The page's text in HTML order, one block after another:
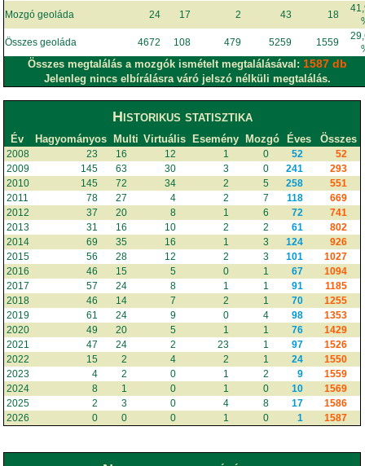
Mozgó geoláda
24 17 2 43 18
Összes geoláda
4672 108 479 5259 1559
Összes megtalálás a mozgók ismételt megtalálásával: 1587 db
Jelenleg nincs elbírálásra váró jelszó nélküli megtalálás.
Historikus statisztika
Év Hagyományos Multi Virtuális Esemény Mozgó Éves Összes
2008 23 16 12 1 0 52
52
2009
145 63 30 3 0 241
293
2010
145 72 34 2 5 258
551
2011
78 27 4 2 7 118
669
2012
37 20 8 1 6 72
741
2013
31 16 10 2 2 61
802
2014
69 35 16 1 3 124
926
2015
56 28 12 2 3 101
1027
2016
46 15 5 0 1 67
1094
2017
57 24 8 1 1 91
1185
2018
46 14 7 2 1 70
1255
2019
61 24 9 0 4 98
1353
2020
49 20 5 1 1 76
1429
2021
47 24 2 23 1 97
1526
2022
15 2 4 2 1 24
1550
2023
4 2 0 1 2 9
1559
2024
8 1 0 1 0 10
1569
2025
2 3 0 4 8 17
1586
2026
0 0 0 1 0 1 1587